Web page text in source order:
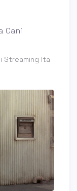
Streaming Ita